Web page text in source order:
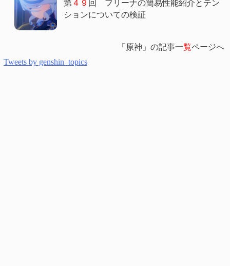
第 ４９ 回 フリーナの簡易性能紹介とテン
ションについての検証
「原神」の記事一覧ページへ
Tweets by genshin_topics